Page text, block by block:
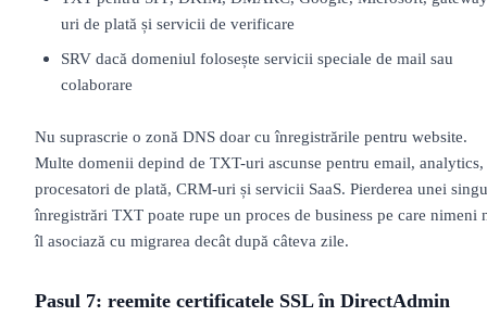
uri de plată și servicii de verificare
SRV dacă domeniul folosește servicii speciale de mail sau
colaborare
Nu suprascrie o zonă DNS doar cu înregistrările pentru website.
Multe domenii depind de TXT-uri ascunse pentru email, analytics,
procesatori de plată, CRM-uri și servicii SaaS. Pierderea unei
înregistrări TXT poate rupe un proces de business pe care nimeni
îl asociază cu migrarea decât după câteva zile.
Pasul 7: reemite certificatele SSL în DirectAdmin